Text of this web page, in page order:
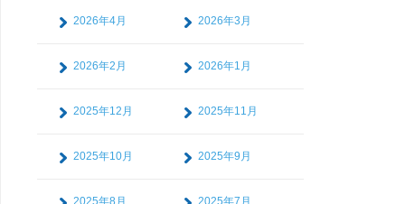
2026年4月 2026年3月
2026年2月 2026年1月
2025年12月 2025年11月
2025年10月 2025年9月
2025年8月 2025年7月